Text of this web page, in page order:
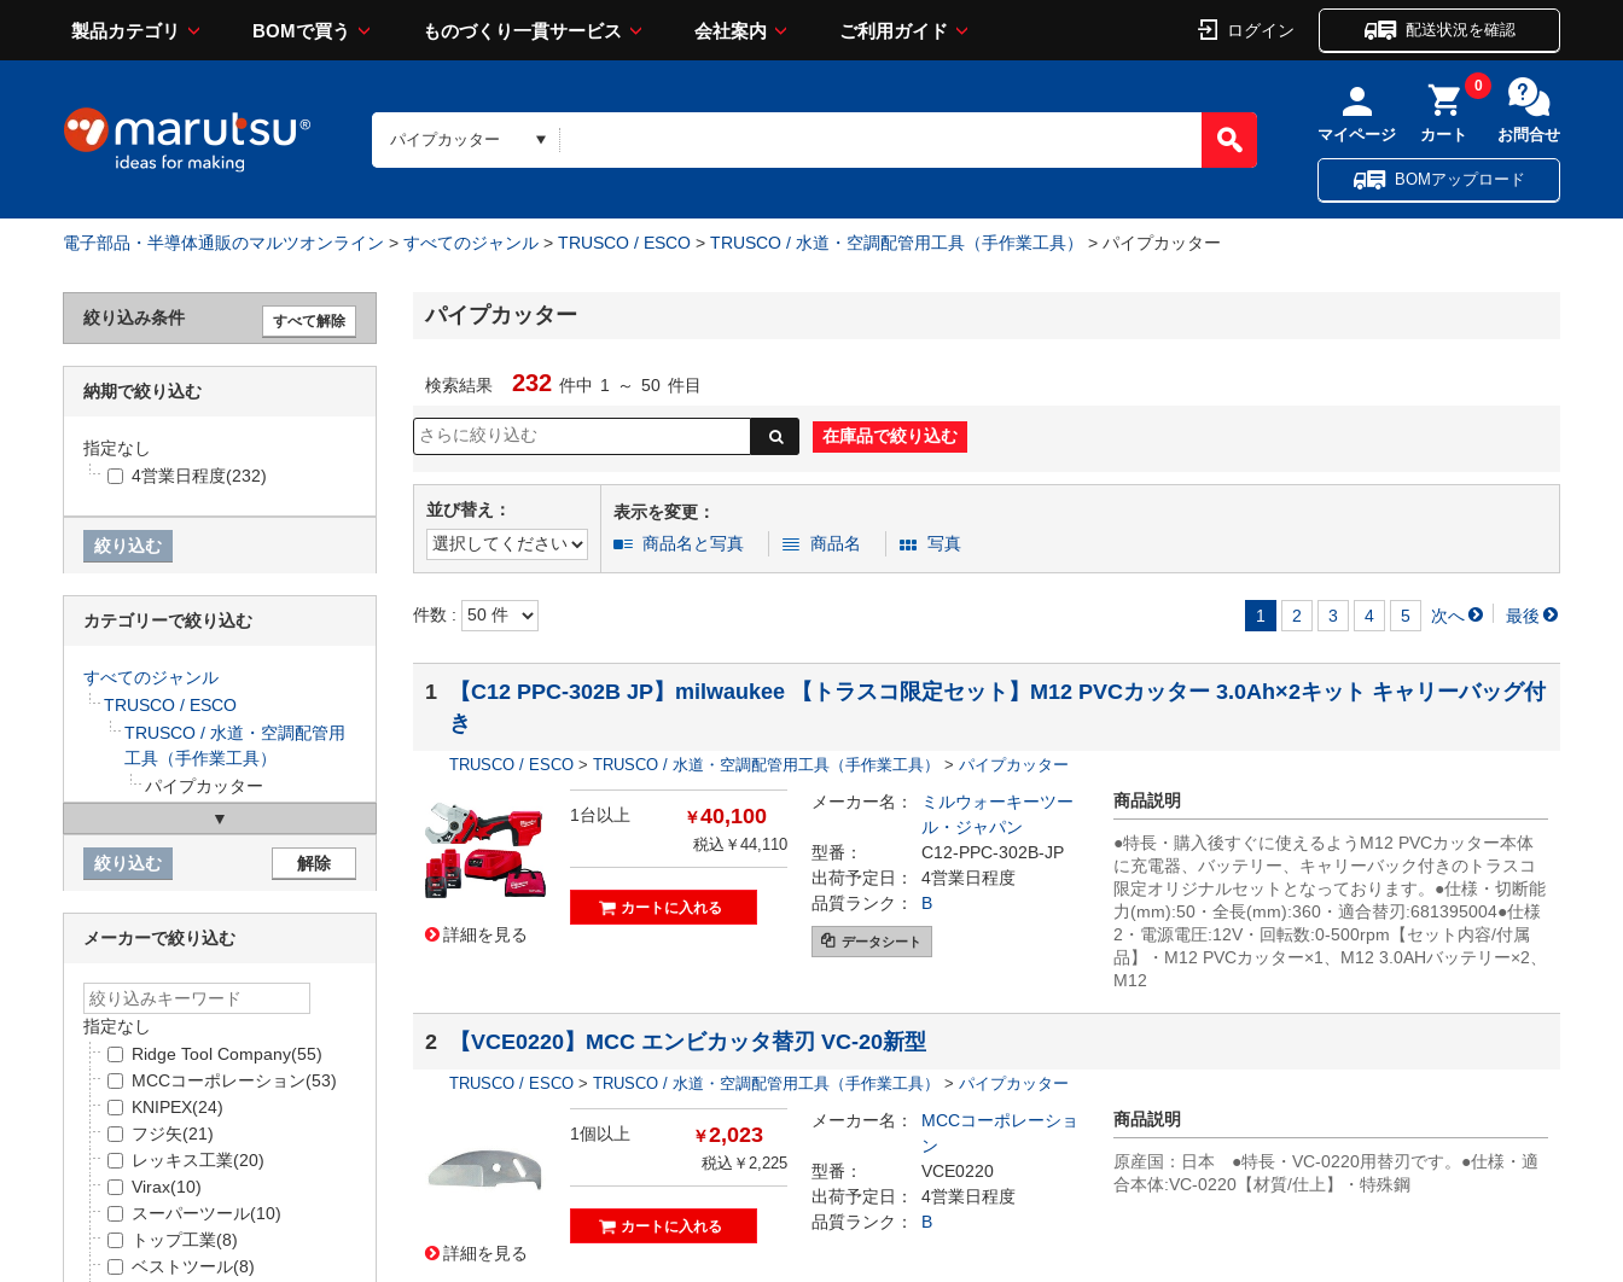
製品カテゴリ BOMで買う ものづくり一貫サービス 会社案内 ご利用ガイド ログイン 配送状況を確認
マイページ カート
0
お問合せ
BOMアップロード
電子部品・半導体通販のマルツオンライン > すべてのジャンル > TRUSCO / ESCO > TRUSCO / 水道・空調配管用工具（手作業工具） > パイプカッター
パイプカッター
検索結果 232 件中 1 ～ 50 件目
並び替え：
表示を変更：
商品名と写真
商品名 写真
件数 : 1 2 3 4 5
1
【C12 PPC-302B JP】milwaukee 【トラスコ限定セット】M12 PVCカッター 3.0Ah×2キット キャリーバッグ付
き
TRUSCO / ESCO > TRUSCO / 水道・空調配管用工具（手作業工具） > パイプカッター
詳細を見る
1台以上 ￥40,100
税込￥44,110
メーカー名：
ミルウォーキーツー
ル・ジャパン
型番：
C12-PPC-302B-JP
出荷予定日：
4営業日程度
品質ランク：
B
データシート
商品説明
●特長・購入後すぐに使えるようM12 PVCカッター本体
に充電器、バッテリー、キャリーバック付きのトラスコ
限定オリジナルセットとなっております。●仕様・切断能
力(mm):50・全長(mm):360・適合替刃:681395004●仕様
2・電源電圧:12V・回転数:0-500rpm【セット内容/付属
品】・M12 PVCカッター×1、M12 3.0AHバッテリー×2、
M12
2 【VCE0220】MCC エンビカッタ替刃 VC-20新型
TRUSCO / ESCO > TRUSCO / 水道・空調配管用工具（手作業工具） > パイプカッター
詳細を見る
1個以上 ￥2,023
税込￥2,225
メーカー名：
MCCコーポレーショ
ン
型番：
VCE0220
出荷予定日：
4営業日程度
品質ランク：
B
商品説明
原産国：日本 ●特長・VC-0220用替刃です。●仕様・適
合本体:VC-0220【材質/仕上】・特殊鋼
絞り込み条件
納期で絞り込む
指定なし
4営業日程度(232)
カテゴリーで絞り込む
すべてのジャンル
TRUSCO / ESCO
TRUSCO / 水道・空調配管用
工具（手作業工具）
パイプカッター
メーカーで絞り込む
指定なし
Ridge Tool Company(55)
MCCコーポレーション(53)
KNIPEX(24)
フジ矢(21)
レッキス工業(20)
Virax(10)
スーパーツール(10)
トップ工業(8)
ベストツール(8)